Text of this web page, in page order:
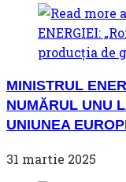
MINISTRUL
NUMĂRUL UNU
UNIUNEA
31 martie 2025